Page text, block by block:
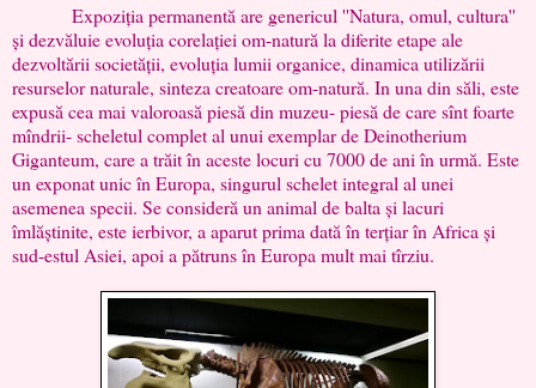
Expoziția permanentă are genericul ''Natura, omul, cultura''
și dezvăluie evoluția corelației om-natură la diferite etape ale
dezvoltării societății, evoluția lumii organice, dinamica utilizării
resurselor naturale, sinteza creatoare om-natură. In una din săli, este
expusă cea mai valoroasă piesă din muzeu- piesă de care sînt foarte
mîndrii- scheletul complet al unui exemplar de Deinotherium
Giganteum, care a trăit în aceste locuri cu 7000 de ani în urmă. Este
un exponat unic în Europa, singurul schelet integral al unei
asemenea specii. Se consideră un animal de balta și lacuri
îmlăștinite, este ierbivor, a aparut prima dată în terțiar în Africa și
sud-estul Asiei, apoi a pătruns în Europa mult mai tîrziu.